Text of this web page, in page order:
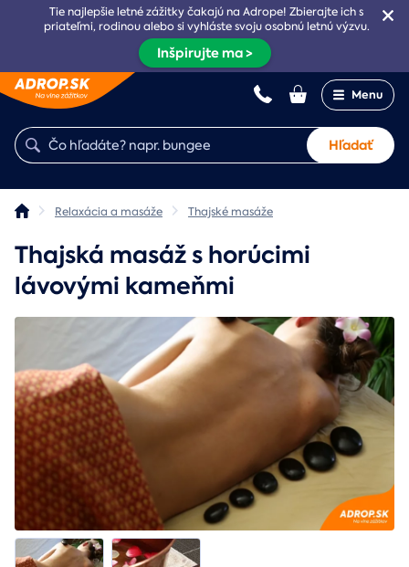
Tie najlepšie letné zážitky čakajú na Adrope! Zbierajte ich s
priateľmi, rodinou alebo si vyhláste svoju osobnú letnú výzvu.
Inšpirujte ma >
Menu
Hľadať
Relaxácia a masáže Thajské masáže
Thajská masáž s horúcimi
lávovými kameňmi